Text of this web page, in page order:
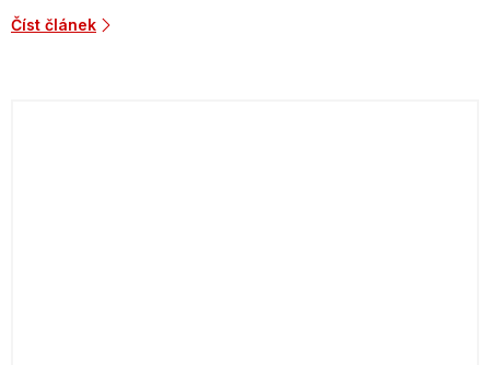
Číst článek